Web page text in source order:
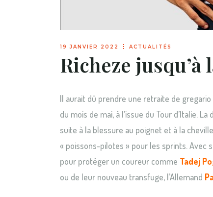
19 JANVIER 2022 ACTUALITÉS
Richeze jusqu’à
Il aurait dû prendre une retraite de gregario
du mois de mai, à l’issue du Tour d’Italie.
suite à la blessure au poignet et à la cheville
« poissons-pilotes » pour les sprints. Avec
pour protéger un coureur comme Tadej
ou de leur nouveau transfuge, l’Allemand